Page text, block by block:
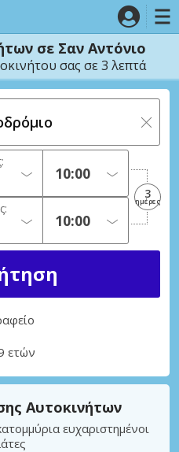
σε Σαν Αντόνιο
σας σε 3 λεπτά
3
ημέρες
ετών
Αυτοκινήτων
ευχαριστημένοι